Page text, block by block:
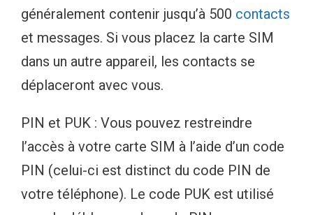
généralement contenir jusqu’à 500 contacts
et messages. Si vous placez la carte SIM
dans un autre appareil, les contacts se
déplaceront avec vous.
PIN et PUK : Vous pouvez restreindre
l’accès à votre carte SIM à l’aide d’un code
PIN (celui-ci est distinct du code PIN de
votre téléphone). Le code PUK est utilisé